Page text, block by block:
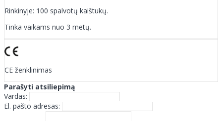
Rinkinyje: 100 spalvotų kaištukų.
Tinka vaikams nuo 3 metų.
CE ženklinimas
Parašyti atsiliepimą
Vardas:
El. pašto adresas: